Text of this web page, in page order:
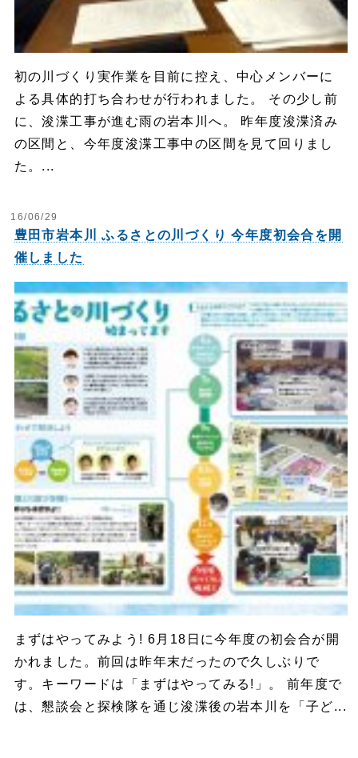
初の川づくり実作業を目前に控え、中心メンバーに
よる具体的打ち合わせが行われました。 その少し前
に、浚渫工事が進む雨の岩本川へ。 昨年度浚渫済み
の区間と、今年度浚渫工事中の区間を見て回りまし
た。...
16/06/29
豊田市岩本川 ふるさとの川づくり 今年度初会合を開
催しました
まずはやってみよう! 6月18日に今年度の初会合が開
かれました。前回は昨年末だったので久しぶりで
す。キーワードは「まずはやってみる!」。 前年度で
は、懇談会と探検隊を通じ浚渫後の岩本川を「子ど...